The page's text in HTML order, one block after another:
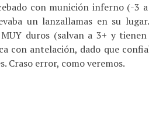
con munición inferno (-3
un lanzallamas en su
duros (salvan a 3+ y
con antelación, dado que
Craso error, como veremos.